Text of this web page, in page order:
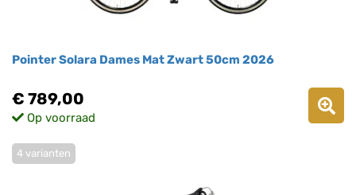
Pointer Solara Dames Mat Zwart 50cm 2026
€ 789,00
Op voorraad
4 varianten